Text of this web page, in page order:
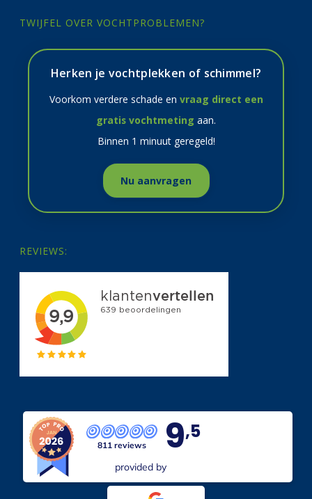
TWIJFEL OVER VOCHTPROBLEMEN?
Herken je vochtplekken of schimmel?
Voorkom verdere schade en vraag direct een
gratis vochtmeting aan.
Binnen 1 minuut geregeld!
Nu aanvragen
REVIEWS:
811 reviews 9,5
provided by